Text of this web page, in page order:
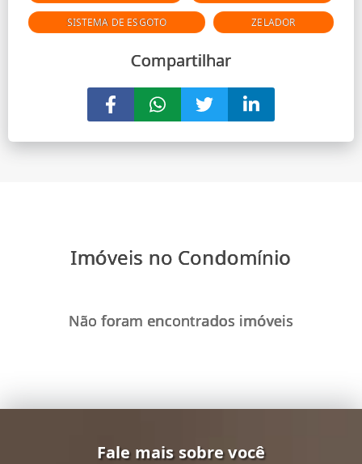
SISTEMA DE ESGOTO ZELADOR
Compartilhar
Imóveis no Condomínio
Não foram encontrados imóveis
Fale mais sobre você